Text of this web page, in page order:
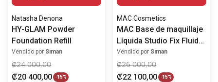
Natasha Denona
HY-GLAM Powder
Foundation Refill
Vendido por Siman
₡24 000,00
₡20 400,00 -15%
MAC Cosmetics
MAC Base de maquillaje
Líquida Studio Fix Fluid
Mate SPF 15
Vendido por Siman
₡26 000,00
₡22 100,00 -15%